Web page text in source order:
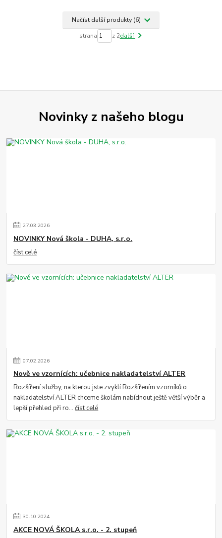
Načíst další produkty (6)
strana z 2další
Novinky z našeho blogu
27.03.2026
NOVINKY Nová škola - DUHA, s.r.o.
číst celé
07.02.2026
Nově ve vzornících: učebnice nakladatelství ALTER
Rozšíření služby, na kterou jste zvyklí Rozšířením vzorníků o
nakladatelství ALTER chceme školám nabídnout ještě větší výběr a
lepší přehled při ro...číst celé
30.10.2024
AKCE NOVÁ ŠKOLA s.r.o. - 2. stupeň